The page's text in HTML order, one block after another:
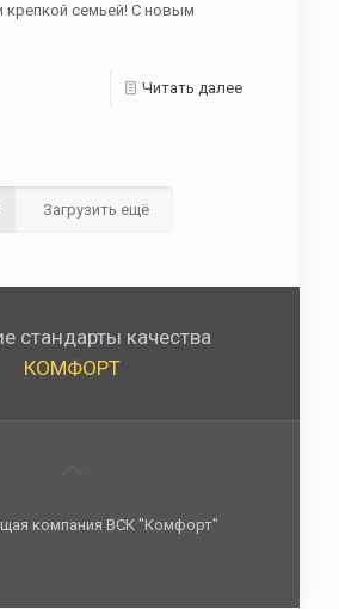
крепкой семьей! С новым
Читать далее
Загрузить ещё
стандарты качества
КОМФОРТ
компания ВСК "Комфорт"